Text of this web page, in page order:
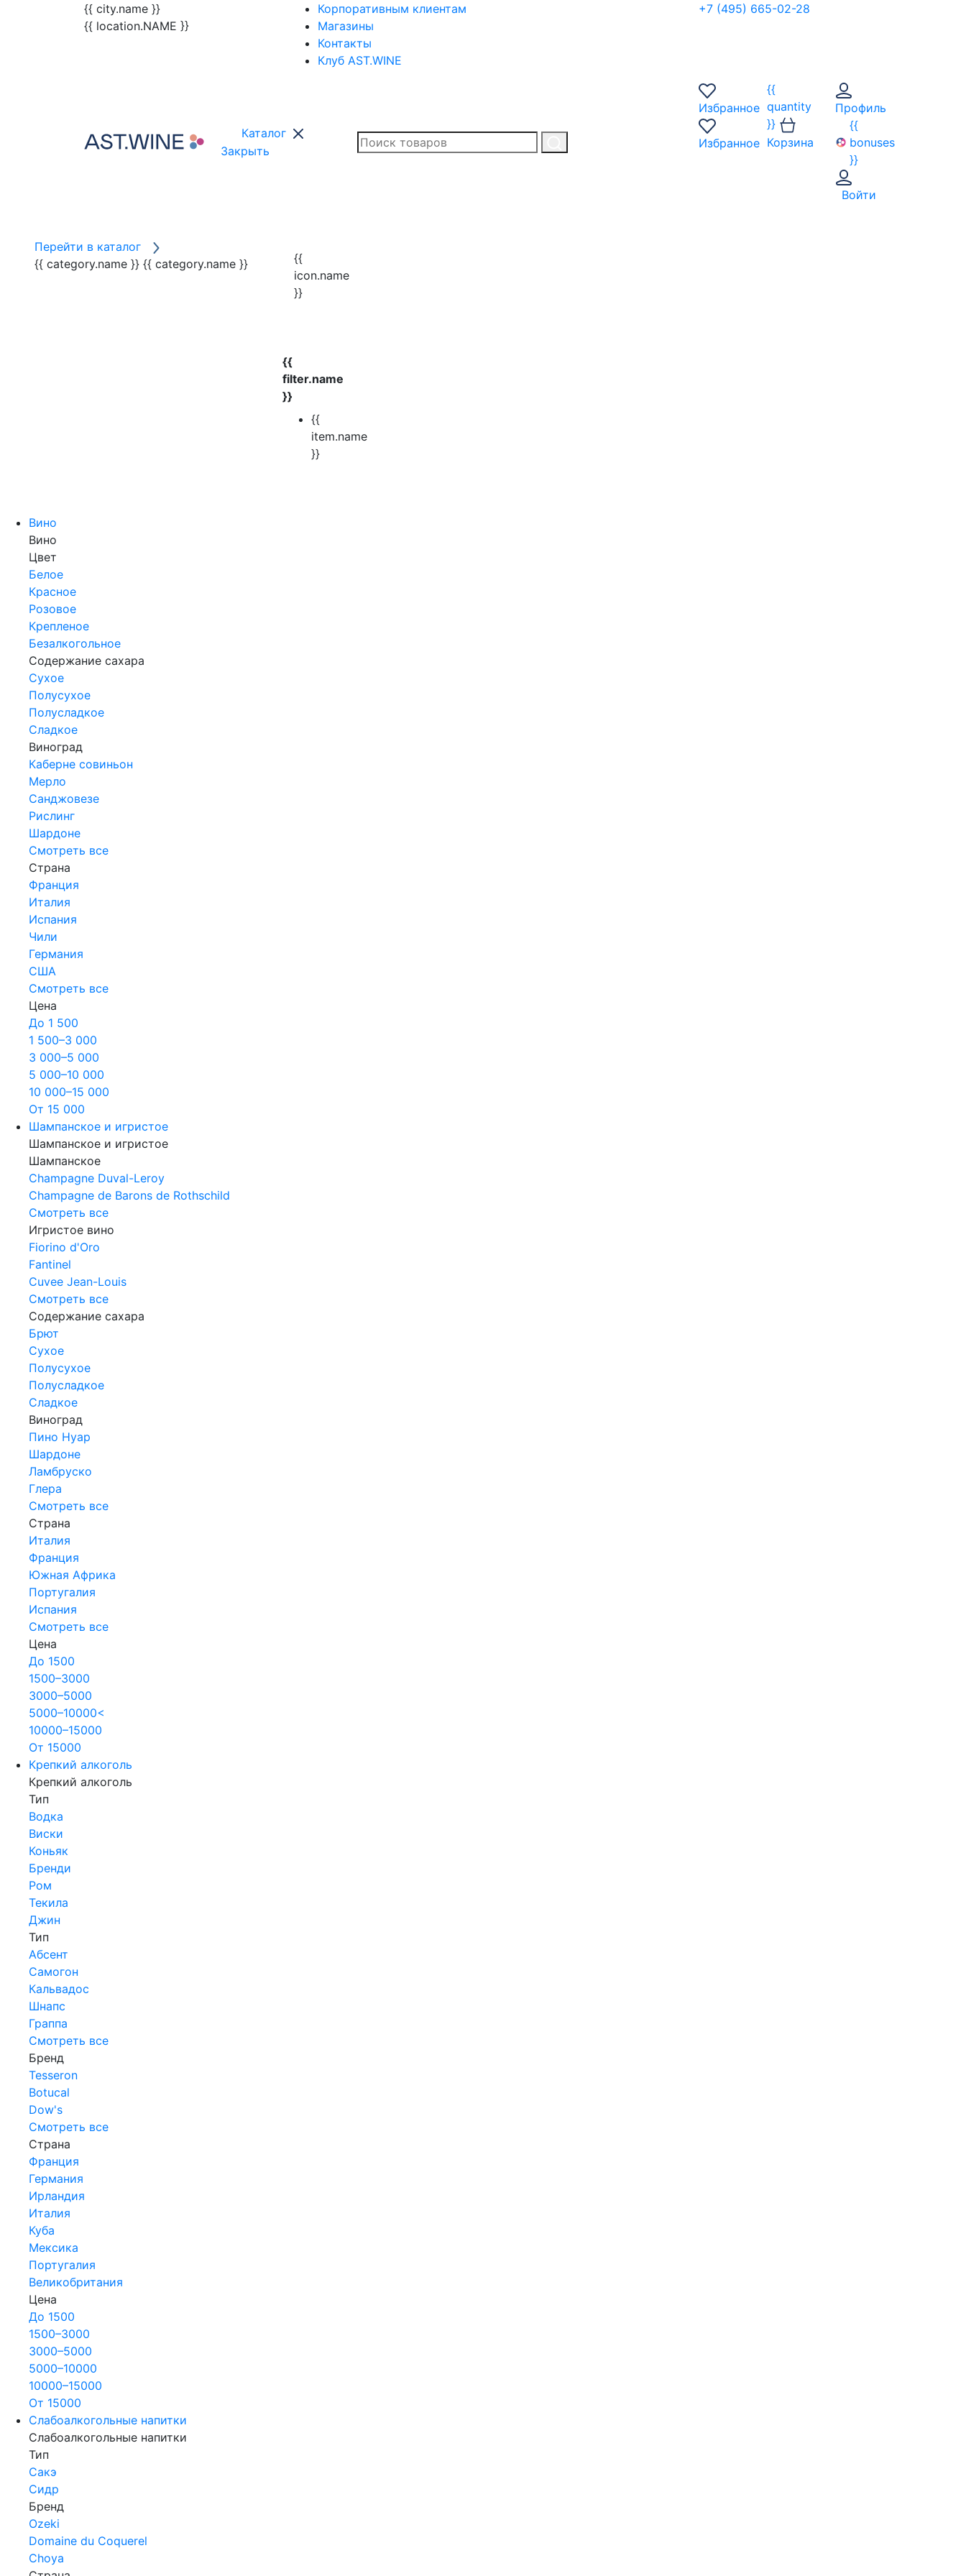
{{ city.name }}
{{ location.NAME }}
Корпоративным клиентам
Магазины
Контакты
Клуб AST.WINE
+7 (495) 665-02-28
Каталог
Закрыть
Избранное
Избранное
{{
quantity
}}
Корзина
Профиль
{{
bonuses
}}
Войти
Перейти в каталог
{{ category.name }} {{ category.name }}
{{
icon.name
}}
{{
filter.name
}}
{{
item.name
}}
Вино
Вино
Цвет
Белое
Красное
Розовое
Крепленое
Безалкогольное
Содержание сахара
Сухое
Полусухое
Полусладкое
Сладкое
Виноград
Каберне совиньон
Мерло
Санджовезе
Рислинг
Шардоне
Смотреть все
Страна
Франция
Италия
Испания
Чили
Германия
США
Смотреть все
Цена
До 1 500
1 500–3 000
3 000–5 000
5 000–10 000
10 000–15 000
От 15 000
Шампанское и игристое
Шампанское и игристое
Шампанское
Champagne Duval-Leroy
Champagne de Barons de Rothschild
Смотреть все
Игристое вино
Fiorino d'Oro
Fantinel
Cuvee Jean-Louis
Смотреть все
Содержание сахара
Брют
Сухое
Полусухое
Полусладкое
Сладкое
Виноград
Пино Нуар
Шардоне
Ламбруско
Глера
Смотреть все
Страна
Италия
Франция
Южная Африка
Португалия
Испания
Смотреть все
Цена
До 1500
1500–3000
3000–5000
5000–10000<
10000–15000
От 15000
Крепкий алкоголь
Крепкий алкоголь
Тип
Водка
Виски
Коньяк
Бренди
Ром
Текила
Джин
Тип
Абсент
Самогон
Кальвадос
Шнапс
Граппа
Смотреть все
Бренд
Tesseron
Botucal
Dow's
Смотреть все
Страна
Франция
Германия
Ирландия
Италия
Куба
Мексика
Португалия
Великобритания
Цена
До 1500
1500–3000
3000–5000
5000–10000
10000–15000
От 15000
Слабоалкогольные напитки
Слабоалкогольные напитки
Тип
Сакэ
Сидр
Бренд
Ozeki
Domaine du Coquerel
Choya